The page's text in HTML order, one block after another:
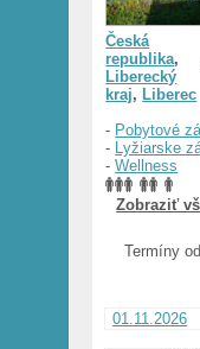
Česká
republika,
Liberecký
kraj, Liberec
- Pobytové
- Lyžiarske
-Wellness
Zobraziť
Termíny
01.11.2026